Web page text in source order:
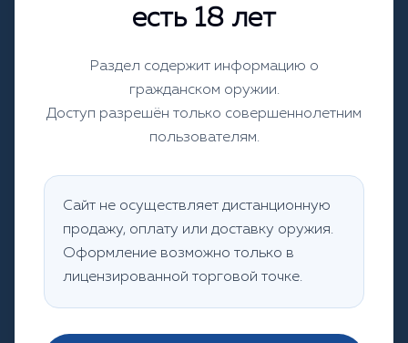
есть 18 лет
Раздел содержит информацию о
гражданском оружии.
Доступ разрешён только совершеннолетним
пользователям.
Сайт не осуществляет дистанционную
продажу, оплату или доставку оружия.
Оформление возможно только в
лицензированной торговой точке.
Останов с планкой ТОЗ 34